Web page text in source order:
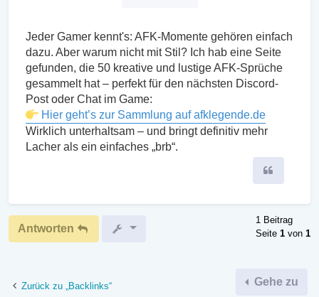
Jeder Gamer kennt's: AFK-Momente gehören einfach
dazu. Aber warum nicht mit Stil? Ich hab eine Seite
gefunden, die 50 kreative und lustige AFK-Sprüche
gesammelt hat – perfekt für den nächsten Discord-
Post oder Chat im Game:
Hier geht’s zur Sammlung auf afklegende.de
Wirklich unterhaltsam – und bringt definitiv mehr
Lacher als ein einfaches „brb“.
Antworten
1 Beitrag
Seite 1 von 1
Zurück zu „Backlinks“ Gehe zu